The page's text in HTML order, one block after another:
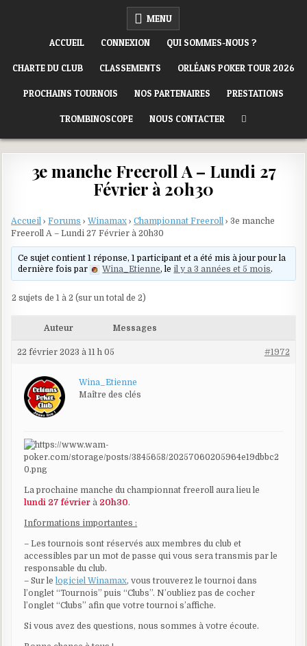
ORLÉANS POKER CLUB MENU
ACCUEIL CONNEXION QUI SOMMES-NOUS ?
CHARTE DU CLUB CLASSEMENTS ORLÉANS POKER TOUR 2026
PROCHAINS TOURNOIS NOS PARTENAIRES PRESTATIONS
TROMBINOSCOPE NOUS CONTACTER
3e manche Freeroll A – Lundi 27
Février à 20h30
Accueil › Forums › Winamax › Championnat Freeroll › 3e manche
Freeroll A – Lundi 27 Février à 20h30
Ce sujet contient 1 réponse, 1 participant et a été mis à jour pour la
dernière fois par
Wina_Etienne, le il y a 3 années et 5 mois.
2 sujets de 1 à 2 (sur un total de 2)
Auteur Messages
22 février 2023 à 11 h 05 #1972
Wina_Etienne
Maître des clés
La prochaine manche du championnat freeroll aura lieu le
lundi 27 février à 20h30.
Informations importantes :
– Les tournois sont réservés aux membres du club et
accessibles par un mot de passe qui vous sera transmis par le
responsable du club.
– Sur lelogiciel Winamax, vous trouverez le tournoi dans
l’onglet “Tournois” puis “Clubs”. N’oubliez pas de cocher
l’onglet “Clubs” afin que votre tournoi s’affiche.
Si vous avez des questions, nous sommes à votre écoute.